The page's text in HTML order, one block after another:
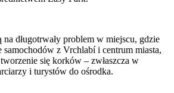
długotrwały problem w miejscu, gdzie
samochodów z Vrchlabí i centrum miasta,
się korków – zwłaszcza w
i turystów do ośrodka.